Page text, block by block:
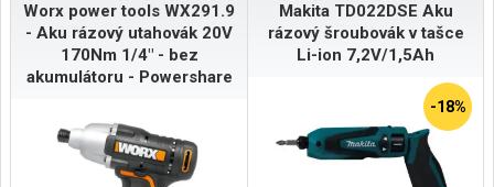
Worx power tools WX291.9
- Aku rázový utahovák 20V
170Nm 1/4" - bez
akumulátoru - Powershare
Makita TD022DSE Aku
rázový šroubovák v tašce
Li-ion 7,2V/1,5Ah
-18%